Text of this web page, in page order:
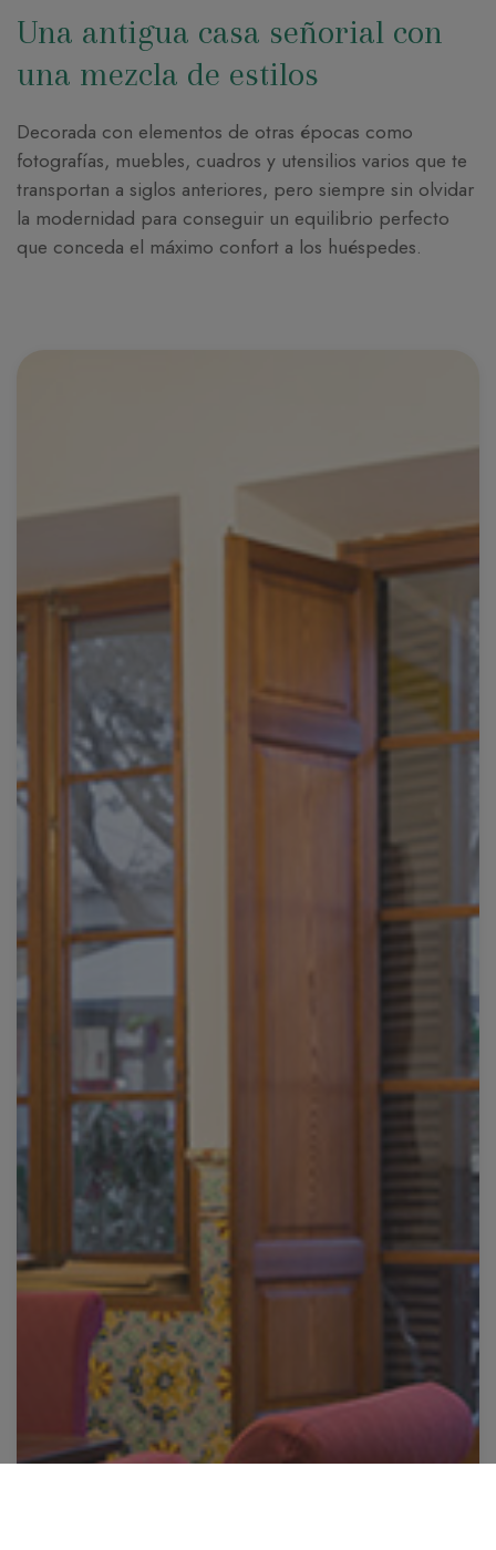
Una antigua casa señorial con
una mezcla de estilos
Decorada con elementos de otras épocas como
fotografías, muebles, cuadros y utensilios varios que te
transportan a siglos anteriores, pero siempre sin olvidar
la modernidad para conseguir un equilibrio perfecto
que conceda el máximo confort a los huéspedes.